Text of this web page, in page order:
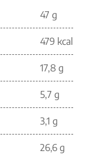
47 g
479 kcal
17,8 g
5,7 g
3,1 g
26,6 g